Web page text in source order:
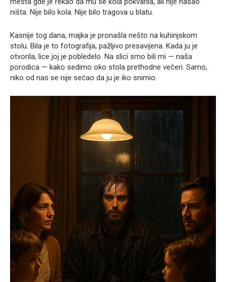
ništa. Nije bilo kola. Nije bilo tragova u blatu.
Kasnije tog dana, majka je pronašla nešto na kuhinjskom
stolu. Bila je to fotografija, pažljivo presavijena. Kada ju je
otvorila, lice joj je pobledelo. Na slici smo bili mi — naša
porodica — kako sedimo oko stola prethodne večeri. Samo,
niko od nas se nije sećao da ju je iko snimio.